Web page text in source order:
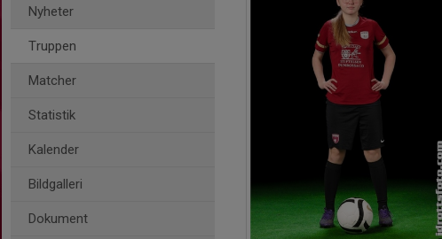
Nyheter
Truppen
Matcher
Statistik
Kalender
Bildgalleri
Dokument